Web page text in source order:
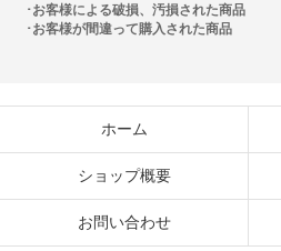
･お客様による破損、汚損された商品
･お客様が間違って購入された商品
ホーム
ショップ概要
お問い合わせ